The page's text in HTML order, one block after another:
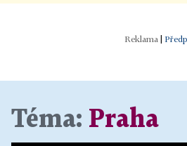
|
Téma: Praha